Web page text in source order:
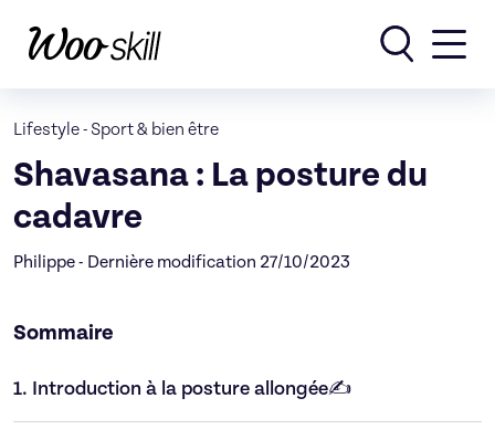
Lifestyle- Sport & bien être
Shavasana : La posture du
cadavre
Philippe - Dernière modification 27/10/2023
Sommaire
1. Introduction à la posture allongée✍